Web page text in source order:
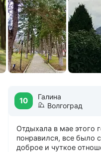
Сад
Собственный бювет
Собственный парк
Холл на этаже
Бизнес-услуги
Конференц-зал
Факс
Ксерокс
Микрофон/колонки
Интернет
10
Галина
Волгоград
Отдыхала в мае этого
понравился, все было
доброе и чуткое